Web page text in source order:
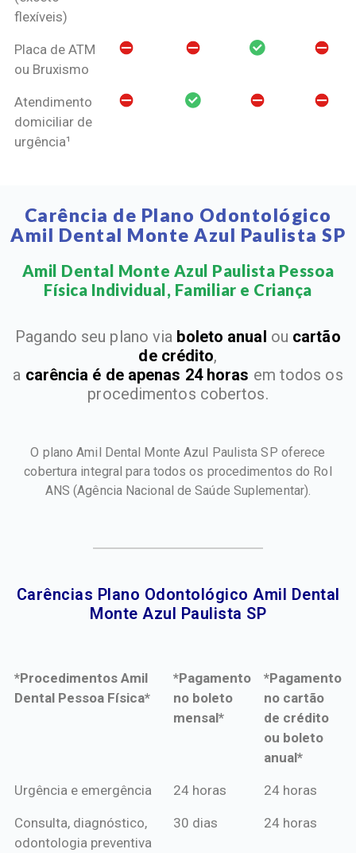
flexíveis)
Placa de ATM
ou Bruxismo
Atendimento
domiciliar de
urgência¹
Carência de Plano Odontológico
Amil Dental Monte Azul Paulista SP
Amil Dental Monte Azul Paulista Pessoa
Física Individual, Familiar e Criança​
Pagando seu plano via boleto anual ou cartão
de crédito,
a carência é de apenas 24 horas em todos os
procedimentos cobertos.
O plano Amil Dental Monte Azul Paulista SP oferece
cobertura integral para todos os procedimentos do Rol
ANS(Agência Nacional de Saúde Suplementar).
Carências Plano Odontológico Amil Dental
Monte Azul Paulista SP​
*Procedimentos Amil
Dental Pessoa Física*
*Pagamento
no boleto
mensal*
*Pagamento
no cartão
de crédito
ou boleto
anual*
*Procedimentos Amil
*Pagamento
mensal*
*Pagamento
de crédito
Urgência e emergência 24 horas 24 horas
Consulta, diagnóstico,
odontologia preventiva
30 dias 24 horas